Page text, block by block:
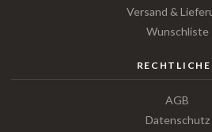
Versand &
Wunschliste
AGB
Datenschutz